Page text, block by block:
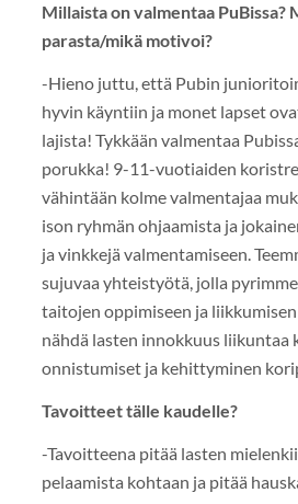
Millaista on valmentaa PuBissa?
parasta/mikä motivoi?
-Hieno juttu, että Pubin
hyvin käyntiin ja monet lapset
lajista! Tykkään valmentaa
porukka! 9-11-vuotiaiden
vähintään kolme valmentajaa
ison ryhmän ohjaamista ja
ja vinkkejä valmentamiseen.
sujuvaa yhteistyötä, jolla
taitojen oppimiseen ja
nähdä lasten innokkuus liikuntaa
onnistumiset ja kehittyminen
Tavoitteet tälle kaudelle?
-Tavoitteena pitää lasten
pelaamista kohtaan ja pitää